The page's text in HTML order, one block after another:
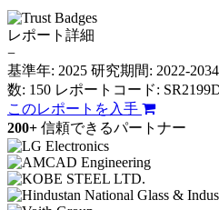
レポート詳細
−
基準年: 2025 研究期間: 2022-2034
数: 150 レポートコード:
このレポートを入手
200+ 信頼できるパートナー